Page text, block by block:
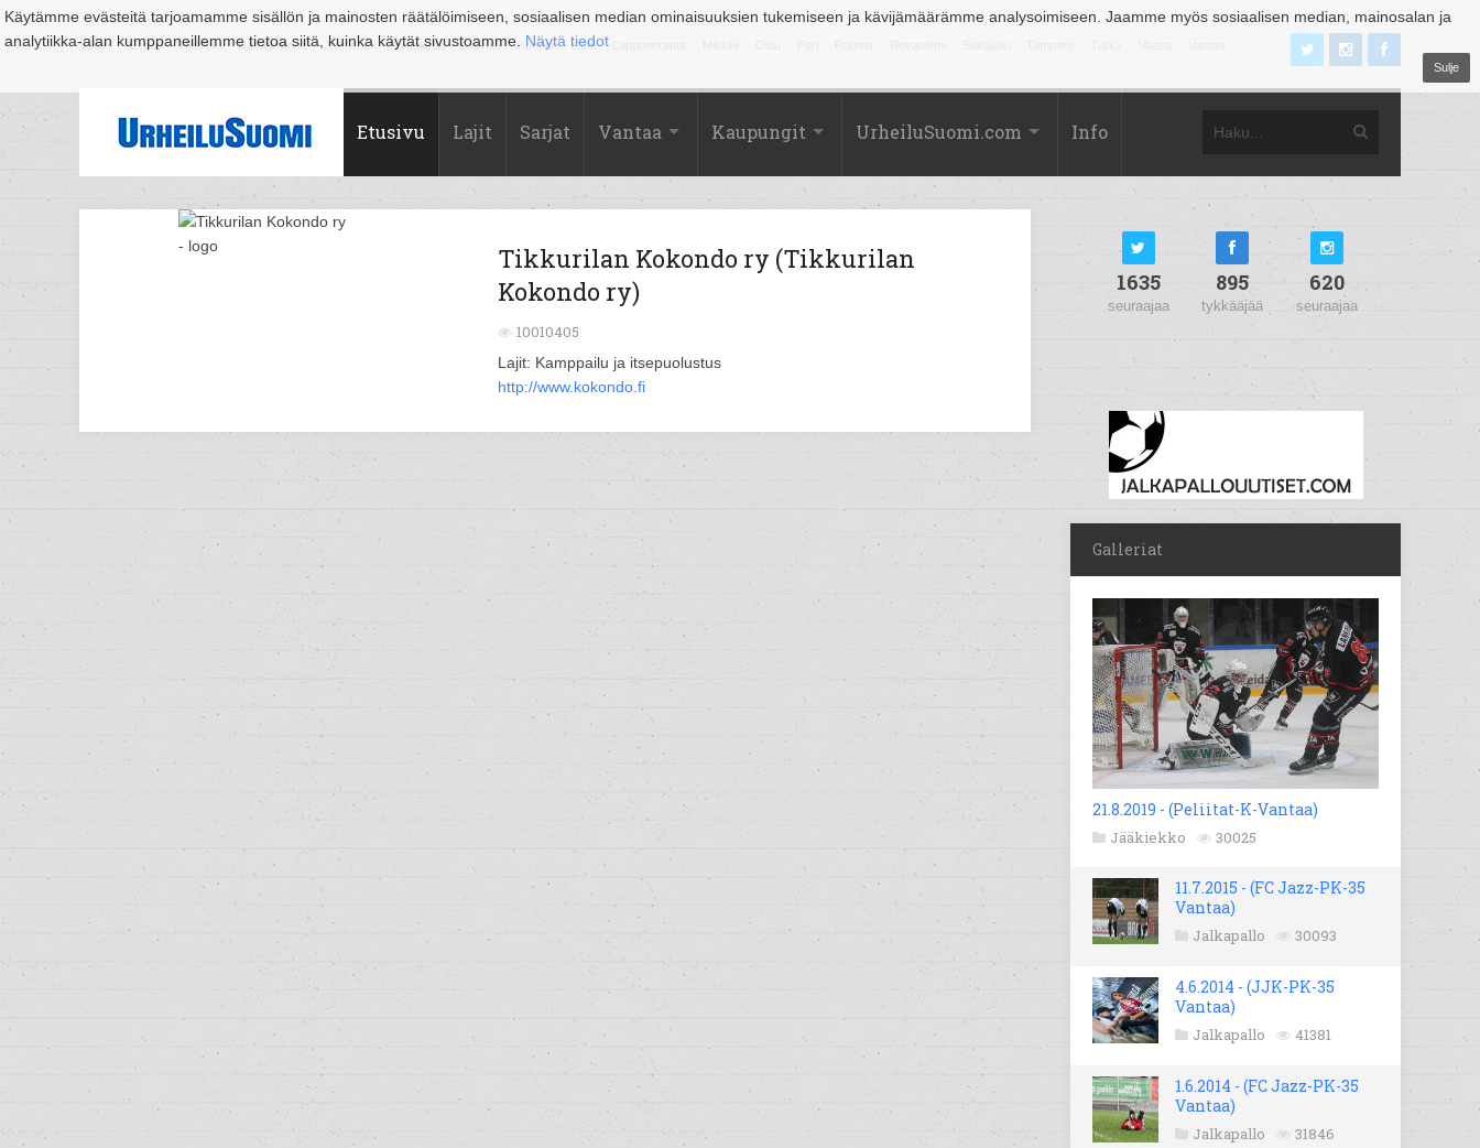
Käytämme evästeitä tarjoamamme sisällön ja mainosten räätälöimiseen, sosiaalisen median ominaisuuksien tukemiseen ja kävijämäärämme analysoimiseen. Jaamme myös sosiaalisen median, mainosalan ja
analytiikka-alan kumppaneillemme tietoa siitä, kuinka käytät sivustoamme. Näytä tiedot
Sulje
Suomi Espoo Helsinki Hämeenlinna Joensuu Jyväskylä Kouvola Kuopio Lahti
Etusivu Lajit Sarjat Vantaa Kaupungit UrheiluSuomi.com Info
Tikkurilan Kokondo ry (Tikkurilan
Kokondo ry)
10010405
Lajit: Kamppailu ja itsepuolustus
http://www.kokondo.fi
1635
seuraajaa
895
tykkääjää
620
seuraajaa
Galleriat
21.8.2019 - (Peliitat-K-Vantaa)
Jääkiekko 30025
11.7.2015 - (FC Jazz-PK-35
Vantaa)
Jalkapallo 30093
4.6.2014 - (JJK-PK-35
Vantaa)
Jalkapallo 41381
1.6.2014 - (FC Jazz-PK-35
Vantaa)
Jalkapallo 31846